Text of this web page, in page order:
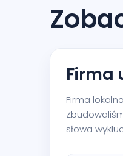
Firma
Firma
słowa